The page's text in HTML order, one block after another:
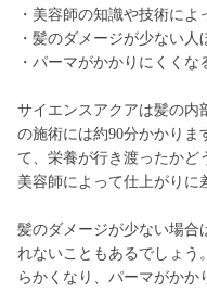
・美容師の知識や技術に
・髪のダメージが少ない
・パーマがかかりにくくな
サイエンスアクアは髪の内
の施術には約90分かかりま
て、栄養が行き渡ったかど
美容師によって仕上がりに
髪のダメージが少ない場合
れないこともあるでしょう
らかくなり、パーマがかか